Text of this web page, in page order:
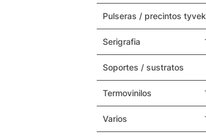
Maquinas y Repuestos
pulseras / precintos tyvek
serigrafia
soportes / sustratos
termovinilos
varios